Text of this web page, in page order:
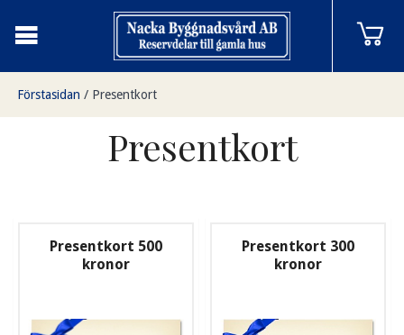
Förstasidan / Presentkort
Presentkort
Presentkort 500
kronor
Presentkort 300
kronor